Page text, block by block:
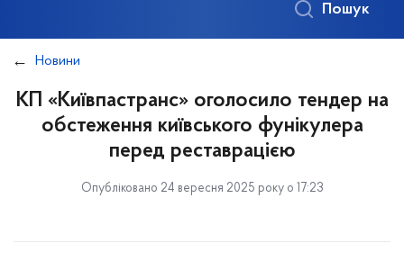
Пошук
Новини
КП «Київпастранс» оголосило тендер на
обстеження київського фунікулера
перед реставрацією
Опубліковано 24 вересня 2025 року о 17:23